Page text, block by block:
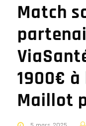
Match
1900€ à
Maillot